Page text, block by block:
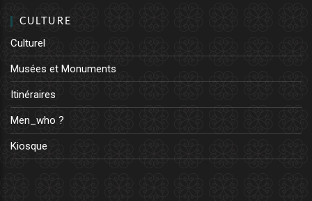
CULTURE
Culturel
Musées et Monuments
Itinéraires
Men_who ?
Kiosque